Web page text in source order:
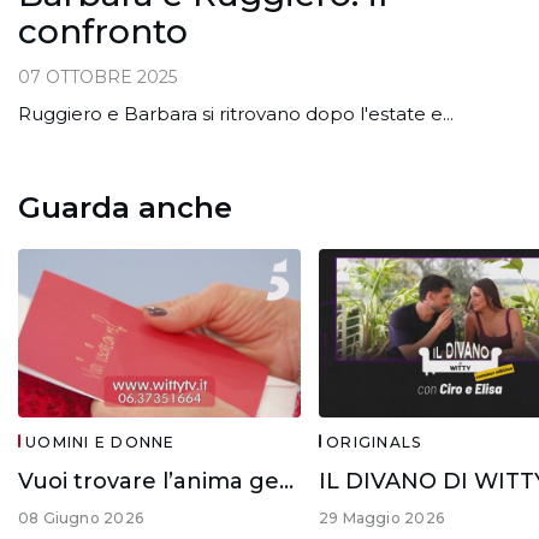
confronto
07 OTTOBRE 2025
Ruggiero e Barbara si ritrovano dopo l'estate e...
Guarda anche
UOMINI E DONNE
Vuoi trovare l’anima gemella?
08 Giugno 2026
ORIGINALS
29 Maggio 2026